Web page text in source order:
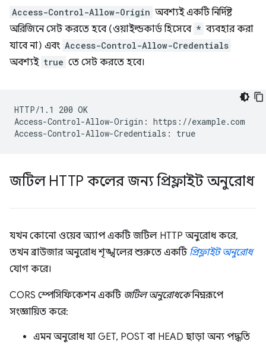
Access-Control-Allow-Origin অবশ্যই একটি নির্দিষ্ট
অরিজিনে সেট করতে হবে (ওয়াইল্ডকার্ড হিসেবে * ব্যবহার করা
যাবে না) এবং Access-Control-Allow-Credentials
অবশ্যই true তে সেট করতে হবে।
HTTP/1.1 200 OK
Access-Control-Allow-Origin: https://example.com
জটিল HTTP কলের জন্য প্রিফ্লাইট অনুরোধ
যখন কোনো ওয়েব অ্যাপ একটি জটিল HTTP অনুরোধ করে,
তখন ব্রাউজার অনুরোধ শৃঙ্খলের শুরুতে একটি প্রিফ্লাইট অনুরোধ
যোগ করে।
CORS স্পেসিফিকেশন একটি জটিল অনুরোধকেনিম্নরূপে
সংজ্ঞায়িত করে:
এমন অনুরোধ যা GET, POST বা HEAD ছাড়া অন্য পদ্ধতি